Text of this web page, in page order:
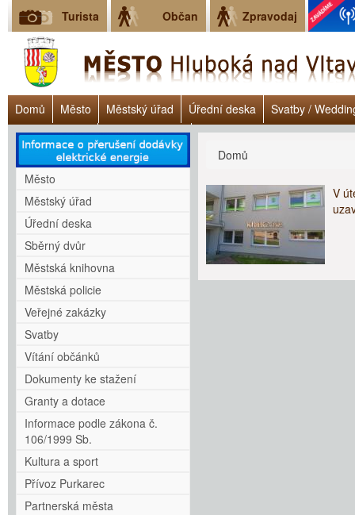
Turista Občan Zpravodaj
Domů Město Městský úřad Úřední deska
Svatby /
Úřad práce ČR
Lokalita Janoch Dluhové poradenství - Clověk
Město
Městský úřad
Úřední deska
Sběrný dvůr
Městská knihovna
Městská policie
Veřejné zakázky
Svatby
Vítání občánků
Dokumenty ke stažení
Granty a dotace
Informace podle zákona č.
106/1999 Sb.
Kultura a sport
Přívoz Purkarec
Partnerská města
Jste zde
Domů
V